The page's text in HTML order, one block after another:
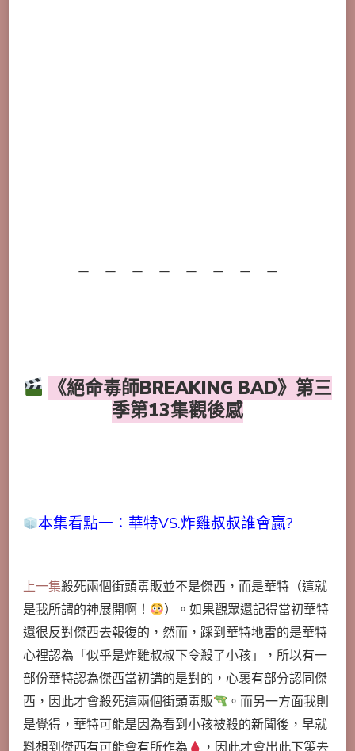
－ － － － － － － －
《絕命毒師BREAKING BAD》第三
季第13集觀後感
本集看點一：華特VS.炸雞叔叔誰會贏?
上一集殺死兩個街頭毒販並不是傑西，而是華特（這就
是我所謂的神展開啊！
）。如果觀眾還記得當初華特
還很反對傑西去報復的，然而，踩到華特地雷的是華特
心裡認為「似乎是炸雞叔叔下令殺了小孩」，所以有一
部份華特認為傑西當初講的是對的，心裏有部分認同傑
西，因此才會殺死這兩個街頭毒販
。而另一方面我則
是覺得，華特可能是因為看到小孩被殺的新聞後，早就